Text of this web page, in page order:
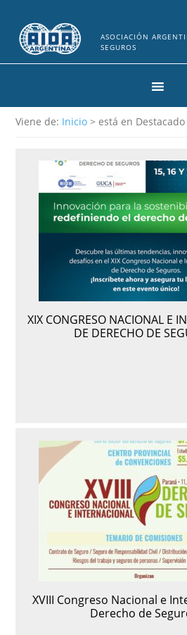
ASOCIACIÓN
SEGUROS
Viene de: Inicio> está en Destacado
XIX CONGRESO NACIONAL E
DE DERECHO DE
XVIII Congreso Nacional e
Derecho de